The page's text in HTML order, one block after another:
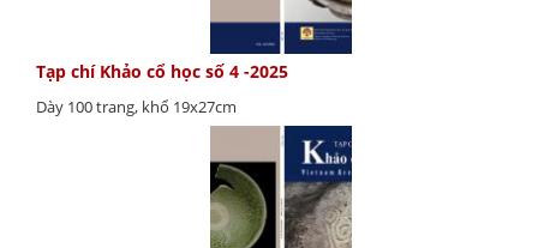
Tạp chí Khảo cổ học số 4 -2025
Dày 100 trang, khổ 19x27cm